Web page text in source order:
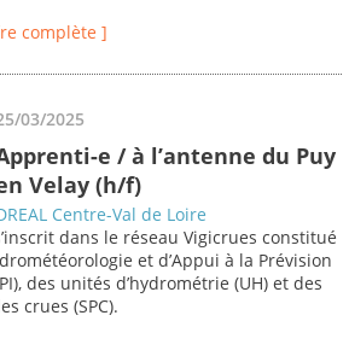
complète ]
03/2025
e / à l’antenne du Puy
Velay (h/f)
Centre-Val de Loire
dans le réseau Vigicrues constitué
et d’Appui à la Prévision
des unités d’hydrométrie (UH) et des
crues (SPC).